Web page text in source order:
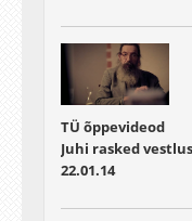
TÜ õppevideod
Juhi rasked
22.01.14